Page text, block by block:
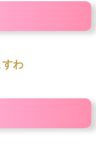
すわ